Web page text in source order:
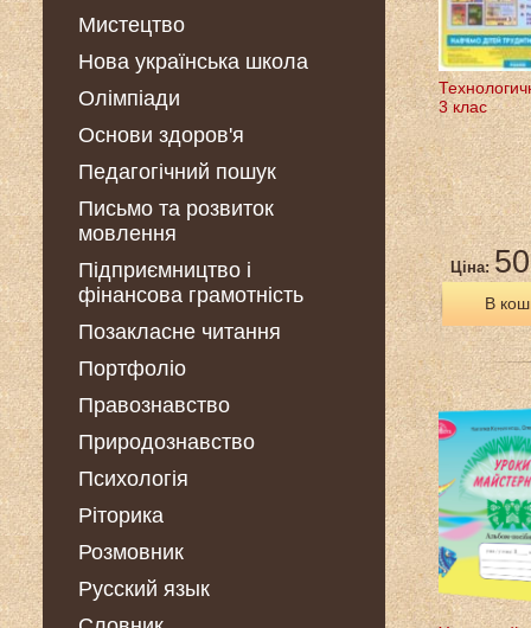
Мистецтво
Нова українська школа
Олімпіади
Основи здоров'я
Педагогічний пошук
Письмо та розвиток
мовлення
Підприємництво і
фінансова грамотність
Позакласне читання
Портфоліо
Правознавство
Природознавство
Психологія
Ріторика
Розмовник
Русский язык
3 клас
Ціна:
В